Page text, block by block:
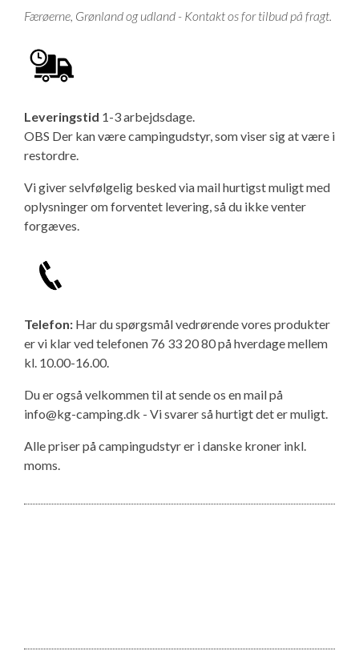
Færøerne, Grønland og udland - Kontakt os for tilbud på fragt.
Leveringstid 1-3 arbejdsdage.
OBS Der kan være campingudstyr, som viser sig at være i
restordre.
Vi giver selvfølgelig besked via mail hurtigst muligt med
oplysninger om forventet levering, så du ikke venter
forgæves.
Telefon: Har du spørgsmål vedrørende vores produkter
er vi klar ved telefonen 76 33 20 80 på hverdage mellem
kl. 10.00-16.00.
Du er også velkommen til at sende os en mail på
info@kg-camping.dk - Vi svarer så hurtigt det er muligt.
Alle priser på campingudstyr er i danske kroner inkl.
moms.